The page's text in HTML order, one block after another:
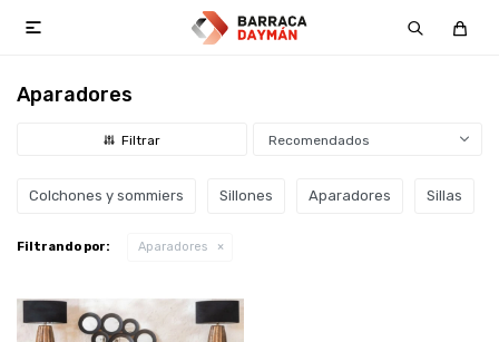

Aparadores
Recomendados
Colchones y sommiers Sillones Aparadores Sillas
Filtrando por: Aparadores